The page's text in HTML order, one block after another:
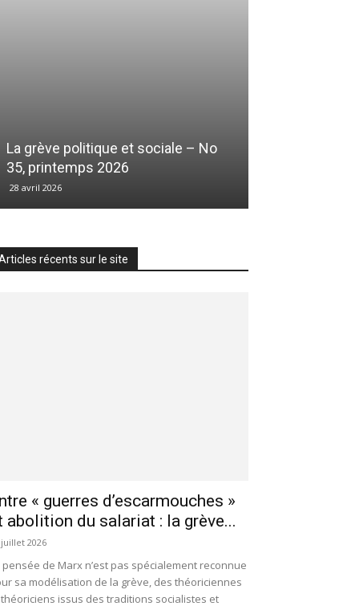
La grève politique et sociale – No
35, printemps 2026
28 avril 2026
récents sur le site
« guerres d’escarmouches »
abolition du salariat : la grève...
juillet 2026
pensée de Marx n’est pas spécialement reconnue
sa modélisation de la grève, des théoriciennes
issus des traditions socialistes et